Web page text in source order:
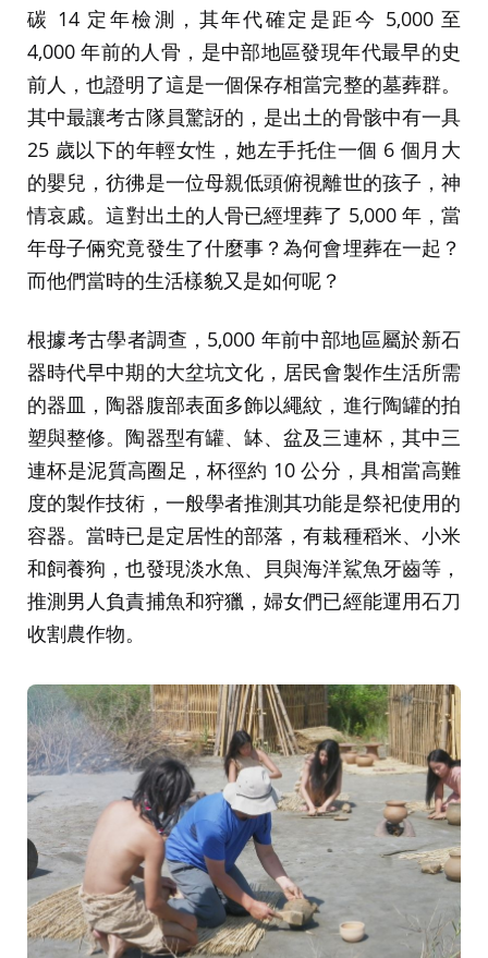
碳 14 定年檢測，其年代確定是距今 5,000 至
4,000 年前的人骨，是中部地區發現年代最早的史
前人，也證明了這是一個保存相當完整的墓葬群。
其中最讓考古隊員驚訝的，是出土的骨骸中有一具
25 歲以下的年輕女性，她左手托住一個 6 個月大
的嬰兒，彷彿是一位母親低頭俯視離世的孩子，神
情哀戚。這對出土的人骨已經埋葬了 5,000 年，當
年母子倆究竟發生了什麼事？為何會埋葬在一起？
而他們當時的生活樣貌又是如何呢？
根據考古學者調查，5,000 年前中部地區屬於新石
器時代早中期的大坌坑文化，居民會製作生活所需
的器皿，陶器腹部表面多飾以繩紋，進行陶罐的拍
塑與整修。陶器型有罐、缽、盆及三連杯，其中三
連杯是泥質高圈足，杯徑約 10 公分，具相當高難
度的製作技術，一般學者推測其功能是祭祀使用的
容器。當時已是定居性的部落，有栽種稻米、小米
和飼養狗，也發現淡水魚、貝與海洋鯊魚牙齒等，
推測男人負責捕魚和狩獵，婦女們已經能運用石刀
收割農作物。